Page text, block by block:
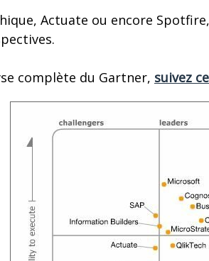
Actuate ou encore
complète du Gartner, suivez